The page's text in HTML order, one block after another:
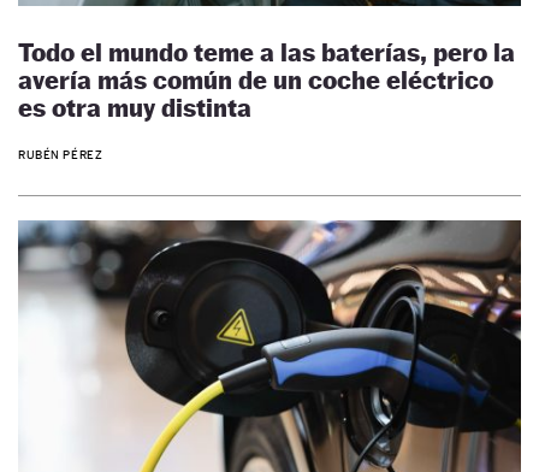
Todo el mundo teme a las baterías, pero la
avería más común de un coche eléctrico
es otra muy distinta
RUBÉN PÉREZ